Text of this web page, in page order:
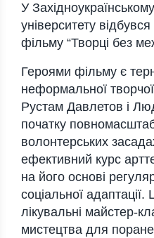
У
університету
фільму “Творці без
Героями фільму є
неформальної творчої
Рустам Давлетов і
початку
волонтерських
ефективний курс
на його основі
соціальної адаптації.
лікувальні майстер-
мистецтва для